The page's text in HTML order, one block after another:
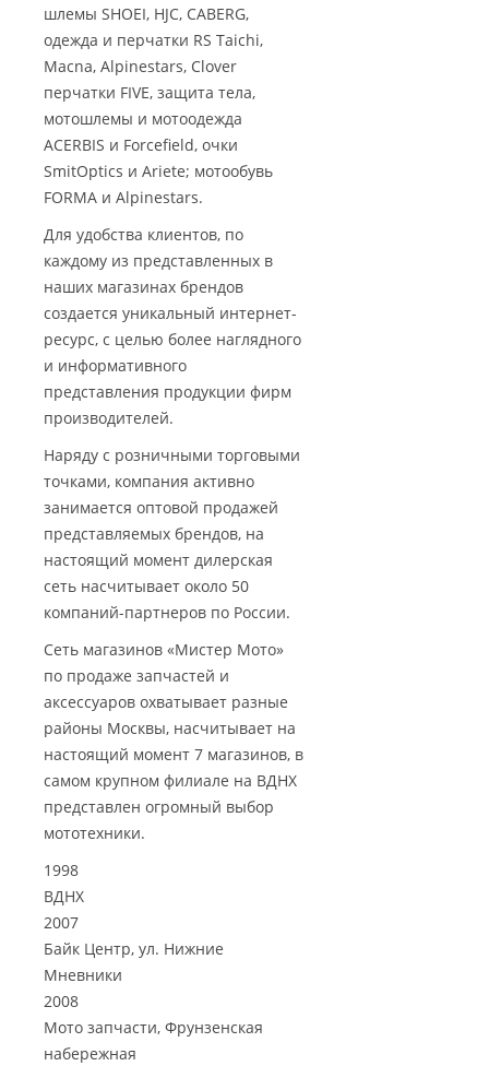
шлемы SHOEI, HJC, CABERG,
одежда и перчатки RS Taichi,
Macna, Alpinestars, Clover
перчатки FIVE, защита тела,
мотошлемы и мотоодежда
ACERBIS и Forcefield, очки
SmitOptics и Ariete; мотообувь
FORMA и Alpinestars.
Для удобства клиентов, по
каждому из представленных в
наших магазинах брендов
создается уникальный интернет-
ресурс, с целью более наглядного
и информативного
представления продукции фирм
производителей.
Наряду с розничными торговыми
точками, компания активно
занимается оптовой продажей
представляемых брендов, на
настоящий момент дилерская
сеть насчитывает около 50
компаний-партнеров по России.
Сеть магазинов «Мистер Мото»
по продаже запчастей и
аксессуаров охватывает разные
районы Москвы, насчитывает на
настоящий момент 7 магазинов, в
самом крупном филиале на ВДНХ
представлен огромный выбор
мототехники.
1998
ВДНХ
2007
Байк Центр, ул. Нижние
Мневники
2008
Мото запчасти, Фрунзенская
набережная